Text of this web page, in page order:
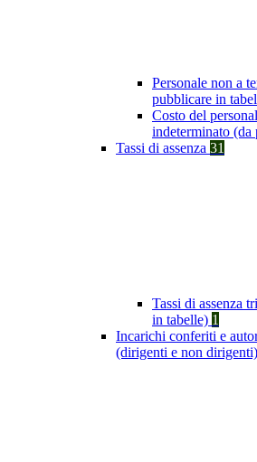
Personale non a
pubblicare in
Costo del
indeterminato (da
Tassi di assenza 31
Tassi di assenza
in tabelle) 1
Incarichi conferiti e
(dirigenti e non dirigenti)